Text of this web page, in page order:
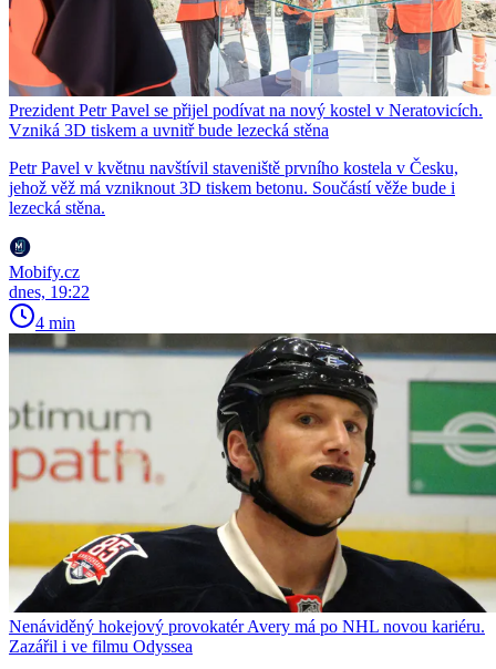
Prezident Petr Pavel se přijel podívat na nový kostel v Neratovicích.
Vzniká 3D tiskem a uvnitř bude lezecká stěna
Petr Pavel v květnu navštívil staveniště prvního kostela v Česku,
jehož věž má vzniknout 3D tiskem betonu. Součástí věže bude i
lezecká stěna.
Mobify.cz
dnes, 19:22
4 min
Nenáviděný hokejový provokatér Avery má po NHL novou kariéru.
Zazářil i ve filmu Odyssea